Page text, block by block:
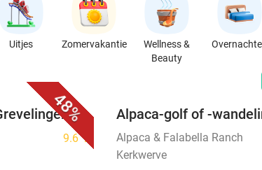
Uitjes Zomervakantie
Wellness &
Beauty
48%
9.6star
Alpaca-golf of -
Alpaca & Falabella Ranch
Kerkwerve